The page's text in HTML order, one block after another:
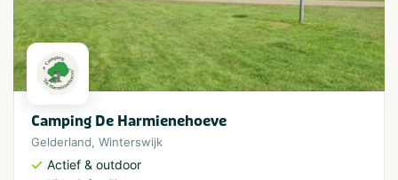
Camping De Harmienehoeve
Gelderland, Winterswijk
Actief & outdoor